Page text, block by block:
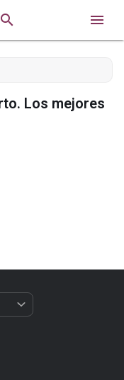
 
Los mejores